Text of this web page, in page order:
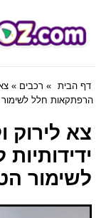
Bihoz.com
דף הבית » רכבים »
הרפתקאות חלל
צא
לשימור